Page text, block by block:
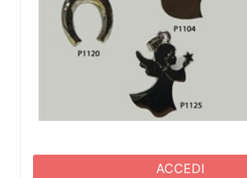
ACCEDI